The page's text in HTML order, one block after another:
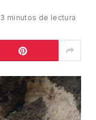
3 minutos de lectura